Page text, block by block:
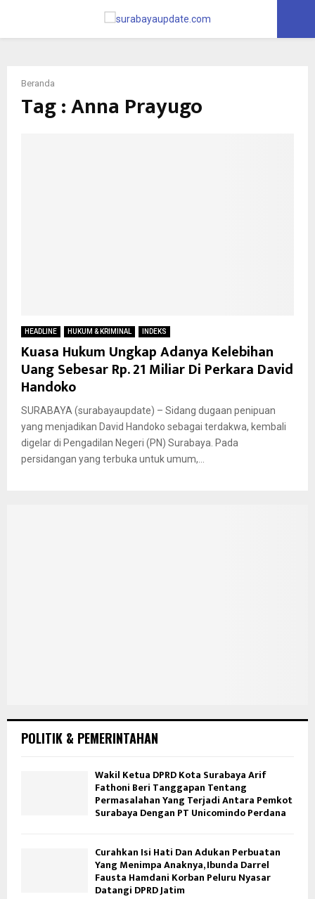
PRIMARY
MENU
Beranda
Tag : Anna Prayugo
HEADLINE HUKUM & KRIMINAL INDEKS
Kuasa Hukum Ungkap Adanya Kelebihan
Uang Sebesar Rp. 21 Miliar Di Perkara David
Handoko
SURABAYA (surabayaupdate) – Sidang dugaan penipuan
yang menjadikan David Handoko sebagai terdakwa, kembali
digelar di Pengadilan Negeri (PN) Surabaya. Pada
persidangan yang terbuka untuk umum,...
POLITIK & PEMERINTAHAN
Wakil Ketua DPRD Kota Surabaya Arif
Fathoni Beri Tanggapan Tentang
Permasalahan Yang Terjadi Antara Pemkot
Surabaya Dengan PT Unicomindo Perdana
Curahkan Isi Hati Dan Adukan Perbuatan
Yang Menimpa Anaknya, Ibunda Darrel
Fausta Hamdani Korban Peluru Nyasar
Datangi DPRD Jatim